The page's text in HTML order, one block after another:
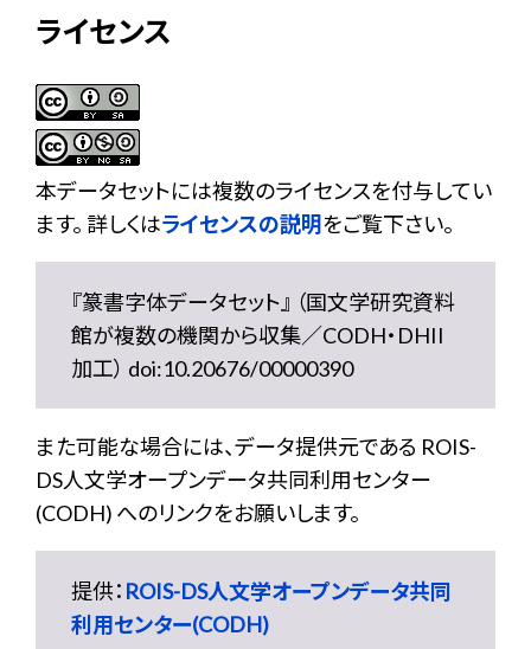
ライセンス
本データセットには複数のライセンスを付与してい
ます。 詳しくはライセンスの説明をご覧下さい。
『篆書字体データセット』 （国文学研究資料
館が複数の機関から収集／CODH・DHII
加工） doi:10.20676/00000390
また可能な場合には、データ提供元である ROIS-
DS人文学オープンデータ共同利用センター
(CODH) へのリンクをお願いします。
提供： ROIS-DS人文学オープンデータ共同
利用センター(CODH)